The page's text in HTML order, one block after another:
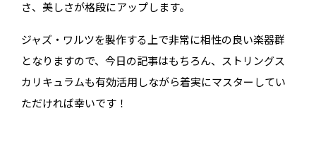
さ、美しさが格段にアップします。
ジャズ・ワルツを製作する上で非常に相性の良い楽器群
となりますので、今日の記事はもちろん、ストリングス
カリキュラムも有効活用しながら着実にマスターしてい
ただければ幸いです！